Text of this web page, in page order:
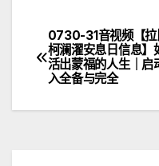
文
章
导
0730-31音视频【拉
柯澜濯安息日信息】
活出蒙福的人生｜启
入全备与完全